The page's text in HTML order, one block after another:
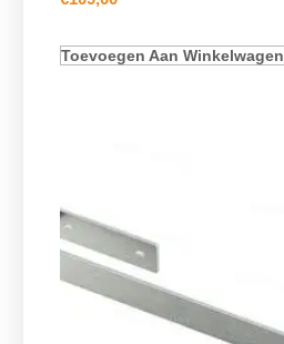
Toevoegen Aan Winkelwagen